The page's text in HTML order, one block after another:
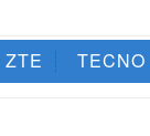
ZTE TECNO